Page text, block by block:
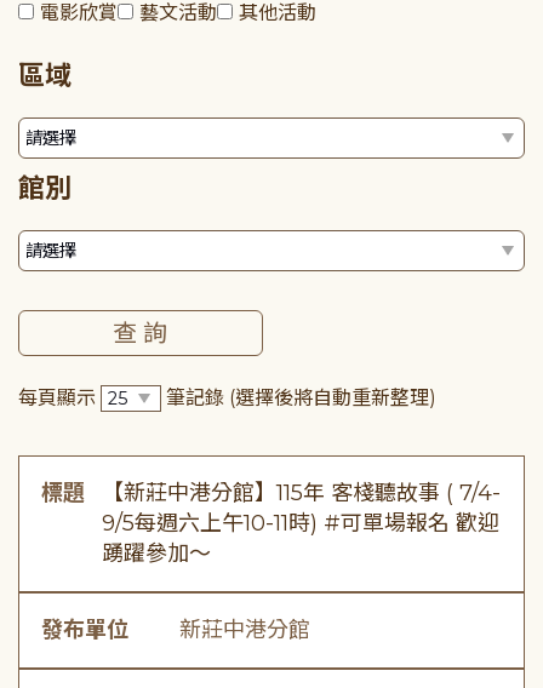
電影欣賞
藝文活動 其他活動
區域
館別
每頁顯示 筆記錄 (選擇後將自動重新整理)
標題
【新莊中港分館】115年 客棧聽故事 ( 7/4-
9/5每週六上午10-11時) #可單場報名 歡迎
踴躍參加～
發布單位 新莊中港分館